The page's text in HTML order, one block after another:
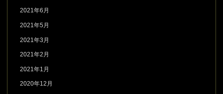
2021年6月
2021年5月
2021年3月
2021年2月
2021年1月
2020年12月